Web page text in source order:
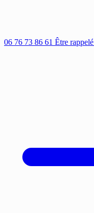
06 76 73 86 61 Être rappelé